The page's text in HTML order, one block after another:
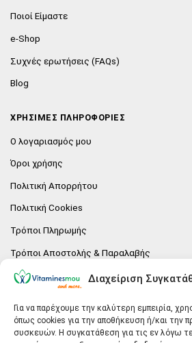
Διαχείριση
Για να παρέχουμε την καλύτερη εμπειρία,
όπως cookies για την αποθήκευση ή/και την
συσκευών. Η συγκατάθεση για τις εν λόγω
Ποιοί Είμαστε
e-Shop
Συχνές ερωτήσεις (FAQs)
Blog
ΧΡΗΣΙΜΕΣ ΠΛΗΡΟΦΟΡΙΕΣ
Ο λογαριασμός μου
Όροι χρήσης
Πολιτική Απορρήτου
Πολιτική Cookies
Τρόποι Πληρωμής
Τρόποι Αποστολής & Παραλαβής
Πολιτική επιστροφών
E-SHOP